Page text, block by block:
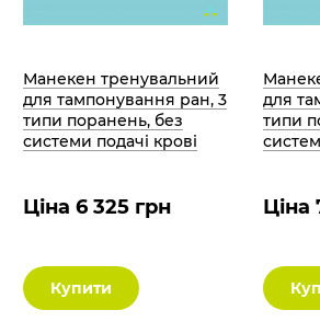
Манекен тренувальний
для тампонування ран, 3
типи поранень, без
системи подачі крові
Ціна 6 325 грн
Купити
для
типи
Ціна